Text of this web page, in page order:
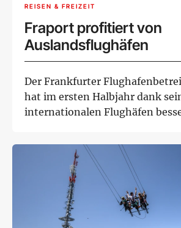
REISEN & FREIZEIT
Fraport profitiert von
Auslandsflughäfen
Der Frankfurter
hat im ersten Halbjahr dank
internationalen Flughäfen